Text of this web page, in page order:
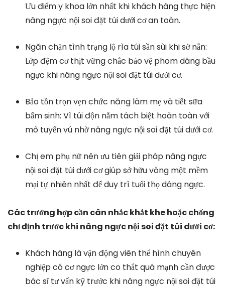
Ưu điểm y khoa lớn nhất khi khách hàng thực hiện
nâng ngực nội soi đặt túi dưới cơ an toàn.
Ngăn chặn tình trạng lộ rìa túi sần sùi khi sờ nắn:
Lớp đệm cơ thịt vững chắc bảo vệ phom dáng bầu
ngực khi nâng ngực nội soi đặt túi dưới cơ.
Bảo tồn trọn vẹn chức năng làm mẹ và tiết sữa
bẩm sinh: Vì túi độn nằm tách biệt hoàn toàn với
mô tuyến vú nhờ nâng ngực nội soi đặt túi dưới cơ.
Chị em phụ nữ nên ưu tiên giải pháp nâng ngực
nội soi đặt túi dưới cơ giúp sở hữu vòng một mềm
mại tự nhiên nhất để duy trì tuổi thọ dáng ngực.
Các trường hợp cần cân nhắc khắt khe hoặc chống
chỉ định trước khi nâng ngực nội soi đặt túi dưới cơ:
Khách hàng là vận động viên thể hình chuyên
nghiệp có cơ ngực lớn co thắt quá mạnh cần được
bác sĩ tư vấn kỹ trước khi nâng ngực nội soi đặt túi